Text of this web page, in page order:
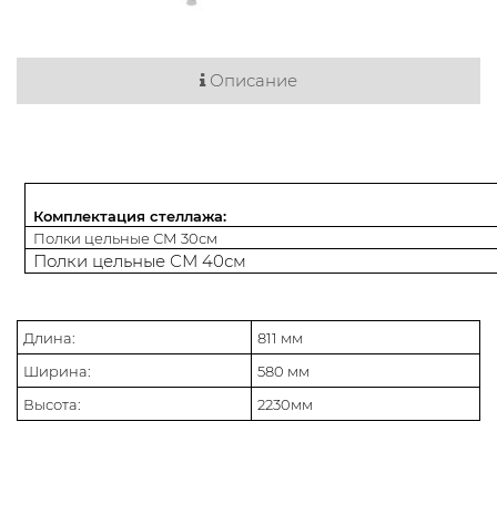
Описание
Комплектация стеллажа:
Полки цельные СМ 30см
Полки цельные СМ 40см
Длина:
811 мм
Ширина:
580 мм
Высота:
2230мм